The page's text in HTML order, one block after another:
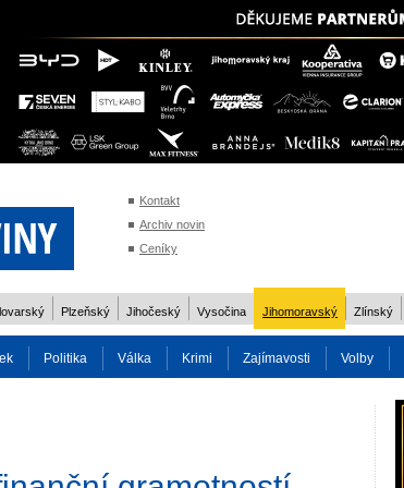
Kontakt
Archiv novin
Ceníky
Plzeňský Jihočeský Vysočina Jihomoravský Zlínský
Politika Válka Krimi Zajímavosti Volby